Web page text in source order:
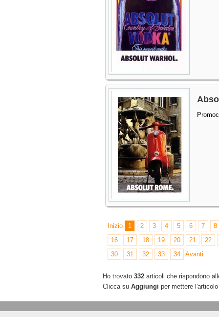
Inizio 1 2 3 4 5 6 7
8
16
17 18 19 20 21
22
30
31 32 33 34 Avanti
Ho trovato 332 articoli che rispondono
Clicca su Aggiungi per mettere